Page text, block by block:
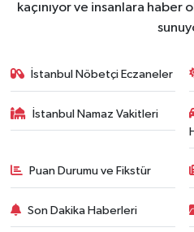
kaçınıyor ve insanlara haber
İstanbul Nöbetçi Eczaneler
İstanbul Namaz Vakitleri
Puan Durumu ve Fikstür
Son Dakika Haberleri